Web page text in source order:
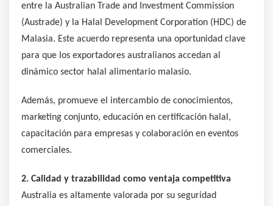
entre la Australian Trade and Investment Commission
(Austrade) y la Halal Development Corporation (HDC) de
Malasia. Este acuerdo representa una oportunidad clave
para que los exportadores australianos accedan al
dinámico sector halal alimentario malasio.
Además, promueve el intercambio de conocimientos,
marketing conjunto, educación en certificación halal,
capacitación para empresas y colaboración en eventos
comerciales.
2. Calidad y trazabilidad como ventaja competitiva
Australia es altamente valorada por su seguridad